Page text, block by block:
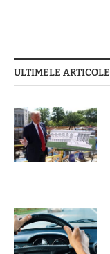
ULTIMELE ARTICOLE